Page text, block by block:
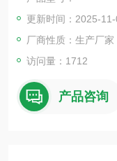
更新时间：2025-11-
厂商性质：生产厂家
访问量：1712
产品咨询